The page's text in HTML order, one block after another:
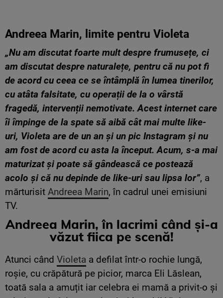
Andreea Marin, limite pentru Violeta
„Nu am discutat foarte mult despre frumusețe, ci
am discutat despre naturalețe, pentru că nu pot fi
de acord cu ceea ce se întâmplă în lumea tinerilor,
cu atâta falsitate, cu operații de la o vârstă
fragedă, intervenții nemotivate. Acest internet care
îi împinge de la spate să aibă cât mai multe like-
uri, Violeta are de un an și un pic Instagram și nu
am fost de acord cu asta la început. Acum, s-a mai
maturizat și poate să gândească ce postează
acolo și că nu depinde de like-uri sau lipsa lor”, a
mărturisit Andreea Marin, în cadrul unei emisiuni
TV.
Andreea Marin, în lacrimi când și-a
văzut fiica pe scenă!
Atunci când Violeta a defilat într-o rochie lungă,
roșie, cu crăpătură pe picior, marca Eli Lăslean,
toată sala a amuțit iar celebra ei mamă a privit-o și